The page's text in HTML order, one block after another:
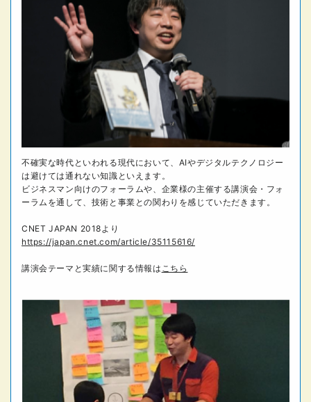
不確実な時代といわれる現代において、AIやデジタルテクノロジー
は避けては通れない知識といえます。
ビジネスマン向けのフォーラムや、企業様の主催する講演会・フォ
ーラムを通して、技術と事業との関わりを感じていただきます。
CNET JAPAN 2018より
https://japan.cnet.com/article/35115616/
講演会テーマと実績に関する情報は こちら